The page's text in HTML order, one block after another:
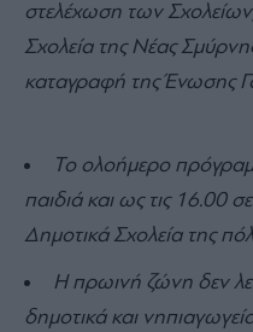
στελέχωση των
Σχολεία της Νέας
καταγραφή της Ένωσης
Το ολοήμερο
παιδιά και ως τις 16.00
Δημοτικά Σχολεία της
Η πρωινή ζώνη δεν
δημοτικά και